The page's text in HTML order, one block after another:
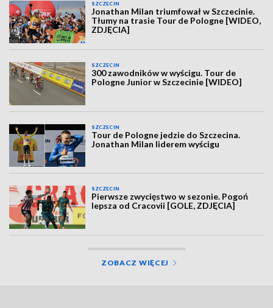
SZCZECIN
Jonathan Milan triumfował w Szczecinie.
Tłumy na trasie Tour de Pologne [WIDEO,
ZDJĘCIA]
SZCZECIN
300 zawodników w wyścigu. Tour de
Pologne Junior w Szczecinie [WIDEO]
SZCZECIN
Tour de Pologne jedzie do Szczecina.
Jonathan Milan liderem wyścigu
SZCZECIN
Pierwsze zwycięstwo w sezonie. Pogoń
lepsza od Cracovii [GOLE, ZDJĘCIA]
ZOBACZ WIĘCEJ